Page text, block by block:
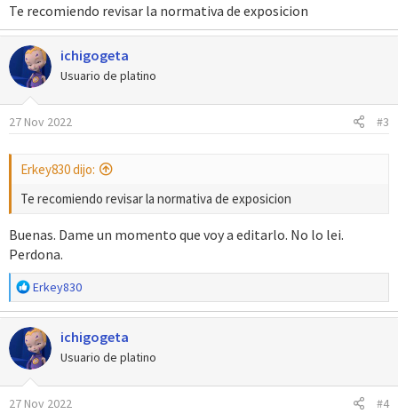
Te recomiendo revisar la normativa de exposicion
ichigogeta
Usuario de platino
27 Nov 2022 #3
Erkey830 dijo:
Te recomiendo revisar la normativa de exposicion
Buenas. Dame un momento que voy a editarlo. No lo lei.
Perdona.
R
e
a
c
c
i
o
n
Erkey830
ichigogeta
Usuario de platino
27 Nov 2022 #4